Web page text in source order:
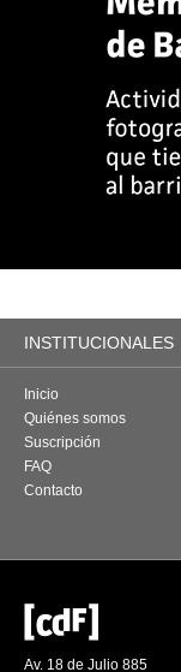
INSTITUCIONALES
Inicio
Quiénes somos
Suscripción
FAQ
Contacto
Av. 18 de Julio 885